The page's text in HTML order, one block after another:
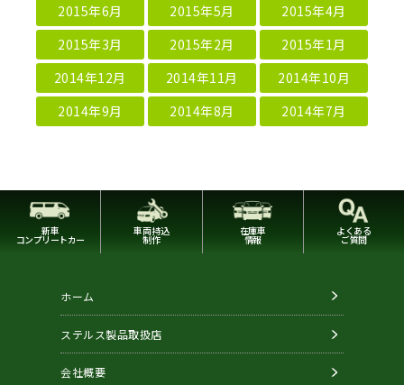
2015年6月
2015年5月
2015年4月
2015年3月
2015年2月
2015年1月
2014年12月
2014年11月
2014年10月
2014年9月
2014年8月 2014年7月
新車
コンプリートカー
車両持込
制作
在庫車
情報
よくある
ご質問
ホーム
ステルス製品取扱店
会社概要